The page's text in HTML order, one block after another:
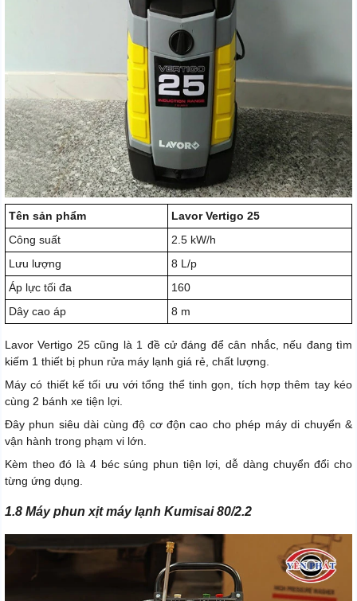
Tên sản phẩm
Lavor Vertigo 25
Công suất
2.5 kW/h
Lưu lượng
8 L/p
Áp lực tối đa
160
Dây cao áp
8 m
Lavor Vertigo 25 cũng là 1 đề cử đáng để cân nhắc, nếu đang tìm
kiếm 1 thiết bị phun rửa máy lạnh giá rẻ, chất lượng.
Máy có thiết kế tối ưu với tổng thể tinh gọn, tích hợp thêm tay kéo
cùng 2 bánh xe tiện lợi.
Đây phun siêu dài cùng độ cơ độn cao cho phép máy di chuyển &
vận hành trong phạm vi lớn.
Kèm theo đó là 4 béc súng phun tiện lợi, dễ dàng chuyển đổi cho
từng ứng dụng.
1.8 Máy phun xịt máy lạnh Kumisai 80/2.2